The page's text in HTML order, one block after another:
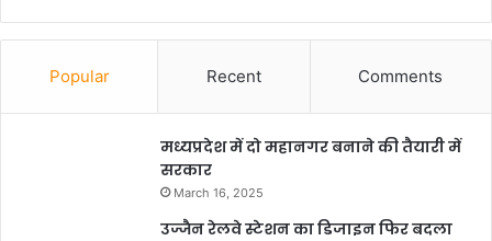
Popular Recent Comments
मध्यप्रदेश में दो महानगर बनाने की तैयारी में
सरकार
March 16, 2025
उज्जैन रेलवे स्टेशन का डिजाइन फिर बदला